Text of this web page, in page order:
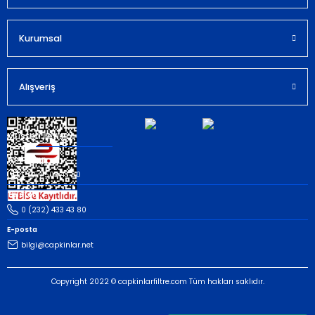
Kurumsal
Alışveriş
Müşteri İletişim
Whatsapp
(535) 503 43 80
Telefon
0 (232) 433 43 80
E-posta
bilgi@capkinlar.net
Copyright 2022 © capkinlarfiltre.com Tüm hakları saklıdır.